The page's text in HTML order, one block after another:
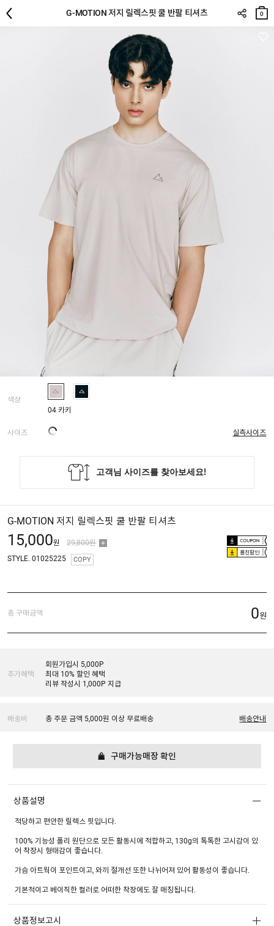
G-MOTION 저지 릴렉스핏 쿨 반팔 티셔츠
장바
구니
0
색상
04 카키
사이즈 실측사이즈
G-MOTION 저지 릴렉스핏 쿨 반팔 티셔츠
15,000원 29,800원
플친할인
STYLE. 01025225 COPY
총 구매금액 0원
추가혜택
회원가입시 5,000P
최대 10% 할인 혜택
리뷰 작성시 1,000P 지급
배송비 총 주문 금액 5,000원 이상 무료배송 배송안내
구매가능매장 확인
상품설명
적당하고 편안한 릴렉스 핏입니다.
100% 기능성 폴리 원단으로 모든 활동시에 적합하고, 130g의 톡톡한 고시감이 있
어 착장시 형태감이 좋습니다.
가슴 아트웍이 포인트이고, 와끼 절개선 또한 나뉘어져 있어 활동성이 좋습니다.
기본적이고 베이직한 컬러로 어떠한 착장에도 잘 매칭됩니다.
상품정보고시